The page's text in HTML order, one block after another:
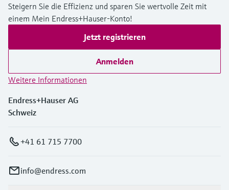
Steigern Sie die Effizienz und sparen Sie wertvolle Zeit mit
einem Mein Endress+Hauser-Konto!
Jetzt registrieren
Anmelden
Weitere Informationen
Endress+Hauser AG
Schweiz
+41 61 715 7700
info@endress.com